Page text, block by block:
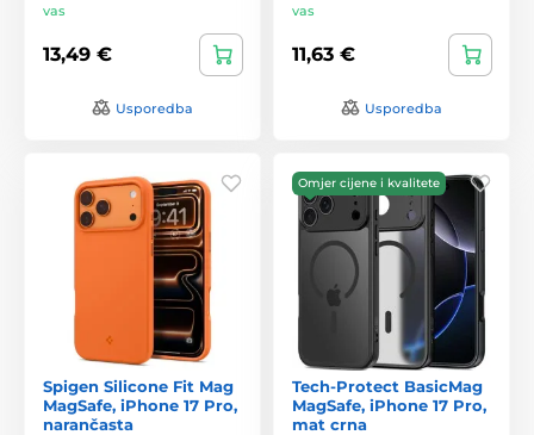
vas
13,49 €
Usporedba
vas
11,63 €
Usporedba
Spigen Silicone Fit Mag
MagSafe, iPhone 17 Pro,
narančasta
Omjer cijene i kvalitete
Tech-Protect BasicMag
MagSafe, iPhone 17 Pro,
mat crna